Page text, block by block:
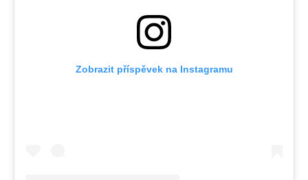
Zobrazit příspěvek na Instagramu